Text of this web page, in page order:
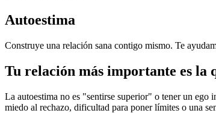
Autoestima
Construye una relación sana contigo mismo. Te
Tu relación más importante es la
La autoestima no es "sentirse superior" o tener un ego
miedo al rechazo, dificultad para poner límites o una